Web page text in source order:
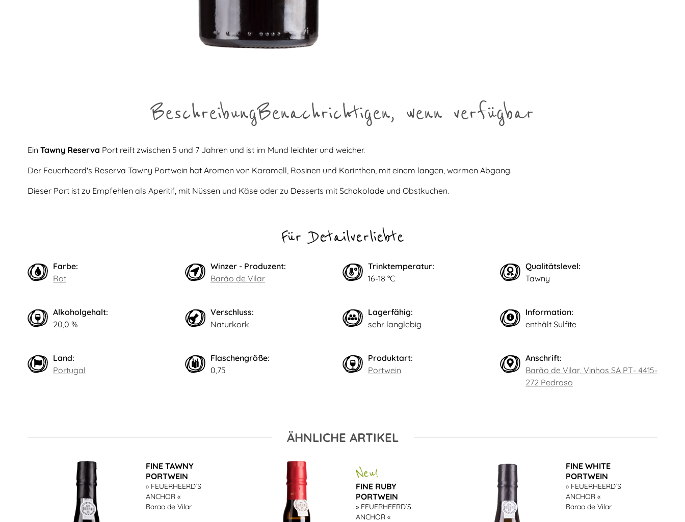
BeschreibungBenachrichtigen, wenn verfügbar
Ein Tawny Reserva Port reift zwischen 5 und 7 Jahren und ist im Mund leichter und weicher.
Der Feuerheerd's Reserva Tawny Portwein hat Aromen von Karamell, Rosinen und Korinthen, mit einem langen, warmen Abgang.
Dieser Port ist zu Empfehlen als Aperitif, mit Nüssen und Käse oder zu Desserts mit Schokolade und Obstkuchen.
Für Detailverliebte
Farbe:
Rot
Winzer - Produzent:
Barão de Vilar
Trinktemperatur:
16-18 °C
Qualitätslevel:
Tawny
Alkoholgehalt:
20,0 %
Verschluss:
Naturkork
Lagerfähig:
sehr langlebig
Information:
enthält Sulfite
Land:
Portugal
Flaschengröße:
0,75
Produktart:
Portwein
Anschrift:
Barão de Vilar, Vinhos SA PT- 4415-
272 Pedroso
ÄHNLICHE ARTIKEL
FINE TAWNY
PORTWEIN
» FEUERHEERD´S
ANCHOR «
Barao de Vilar
FINE RUBY
PORTWEIN
» FEUERHEERD´S
ANCHOR «
FINE WHITE
PORTWEIN
» FEUERHEERD´S
ANCHOR «
Barao de Vilar